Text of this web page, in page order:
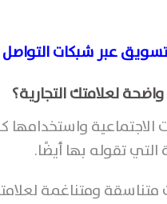
ﻋﺒﺮ ﺷﺒﻜﺎﺕ
لعلامتك التجارية؟
الاجتماعية
تقوله بها أيضًا.
ومتناغمة